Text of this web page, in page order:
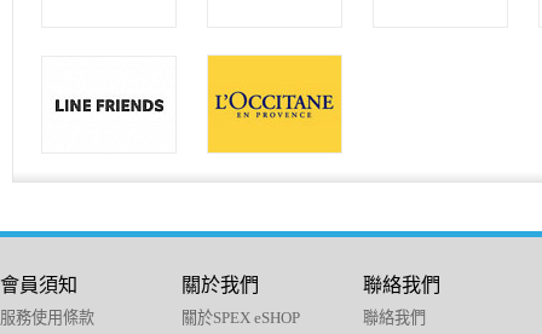
會員須知
服務使用條款
關於我們
關於SPEX eSHOP
聯絡我們
聯絡我們